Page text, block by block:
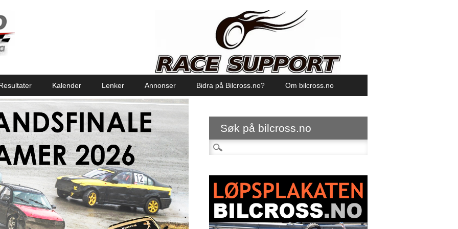
Kalender Lenker Annonser Bidra på Bilcross.no? Om bilcross.no
Søk på bilcross.no
Søk etter: